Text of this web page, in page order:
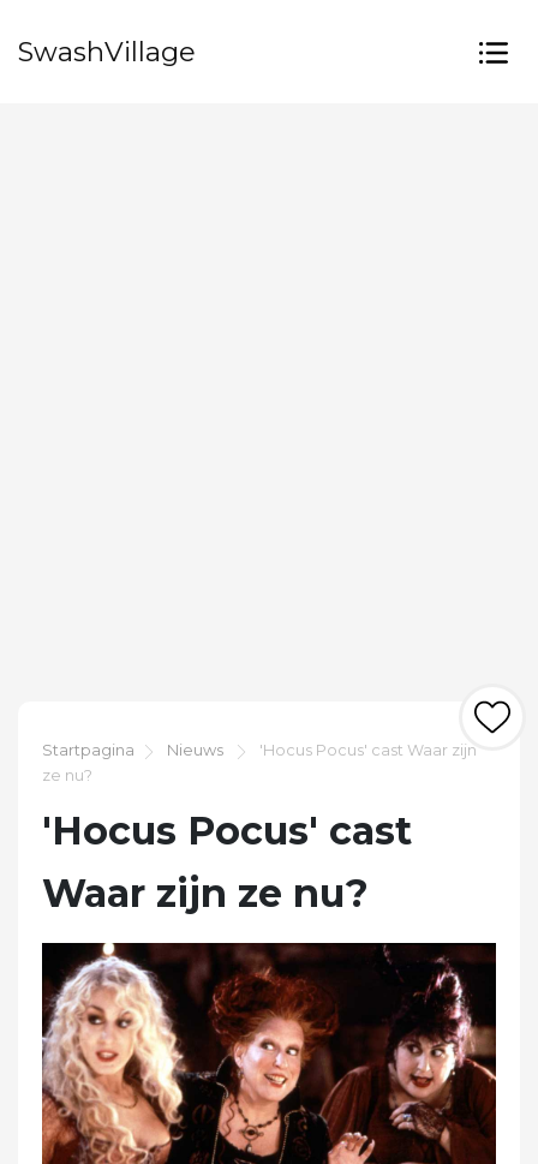
SwashVillage
Startpagina Nieuws
'Hocus Pocus' cast Waar zijn
ze nu?
'Hocus Pocus' cast
Waar zijn ze nu?